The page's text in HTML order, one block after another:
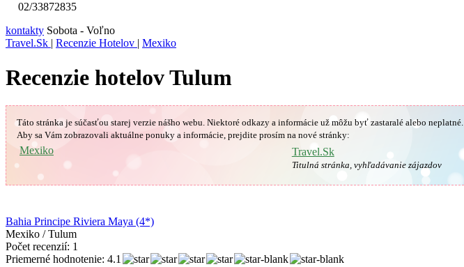
02/33872835
kontakty Sobota - Voľno
Travel.Sk | Recenzie Hotelov | Mexiko
Recenzie hotelov Tulum
Táto stránka je súčasťou starej verzie nášho webu. Niektoré odkazy a informácie už môžu byť zastaralé alebo neplatné.
Aby sa Vám zobrazovali aktuálne ponuky a informácie, prejdite prosím na nové stránky:
Mexiko Travel.Sk
Titulná stránka, vyhľadávanie zájazdov
Bahia Principe Riviera Maya (4*)
Mexiko / Tulum
Počet recenzií: 1
Priemerné hodnotenie: 4.1